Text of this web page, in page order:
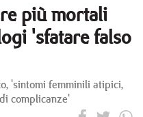
più mortali
'sfatare falso
'sintomi femminili atipici,
complicanze'